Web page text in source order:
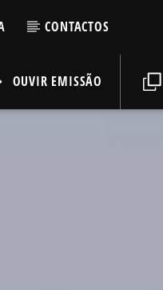
CONTACTOS
OUVIR EMISSÃO